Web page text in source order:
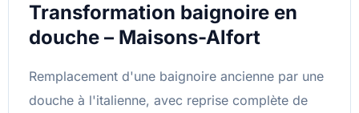
Transformation baignoire en
douche – Maisons-Alfort
Remplacement d'une baignoire ancienne par une
douche à l'italienne, avec reprise complète de